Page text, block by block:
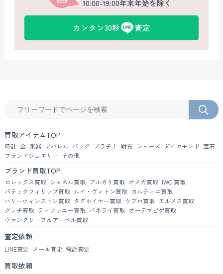
10:00-19:00年末年始を除く
カンタン30秒 査定
買取アイテムTOP
時計 金 楽器 アパレル バッグ プラチナ 財布 シューズ ダイヤモンド 宝石
ブランドジュエリー その他
ブランド買取TOP
ロレックス買取 シャネル買取 ブルガリ買取 オメガ買取 IWC 買取
パテックフィリップ買取 ルイ・ヴィトン買取 カルティエ買取
ハリーウィンストン買取 タグホイヤー買取 ウブロ買取 エルメス買取
グッチ買取 ティファニー買取 パネライ買取 オーデマピゲ買取
ヴァンクリーフ＆アーペル買取
査定依頼
LINE査定 メール査定 電話査定
買取依頼